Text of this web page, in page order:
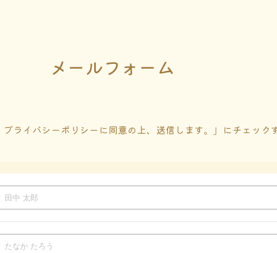
メールフォーム
ライバシーポリシーに同意の上、送信します。」にチェック